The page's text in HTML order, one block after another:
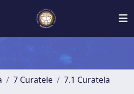
7 Curatele 7.1 Curatela